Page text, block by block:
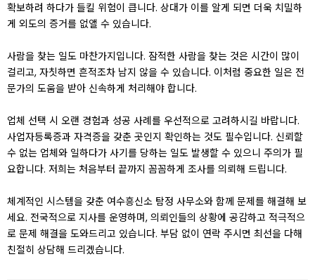
확보하려 하다가 들킬 위험이 큽니다. 상대가 이를 알게 되면 더욱 치밀하
게 외도의 증거를 없앨 수 있습니다.
사람을 찾는 일도 마찬가지입니다. 잠적한 사람을 찾는 것은 시간이 많이
걸리고, 자칫하면 흔적조차 남지 않을 수 있습니다. 이처럼 중요한 일은 전
문가의 도움을 받아 신속하게 처리해야 합니다.
업체 선택 시 오랜 경험과 성공 사례를 우선적으로 고려하시길 바랍니다.
사업자등록증과 자격증을 갖춘 곳인지 확인하는 것도 필수입니다. 신뢰할
수 없는 업체와 일하다가 사기를 당하는 일도 발생할 수 있으니 주의가 필
요합니다. 저희는 처음부터 끝까지 꼼꼼하게 조사를 의뢰해 드립니다.
체계적인 시스템을 갖춘 여수흥신소 탐정 사무소와 함께 문제를 해결해 보
세요. 전국적으로 지사를 운영하며, 의뢰인들의 상황에 공감하고 적극적으
로 문제 해결을 도와드리고 있습니다. 부담 없이 연락 주시면 최선을 다해
친절히 상담해 드리겠습니다.